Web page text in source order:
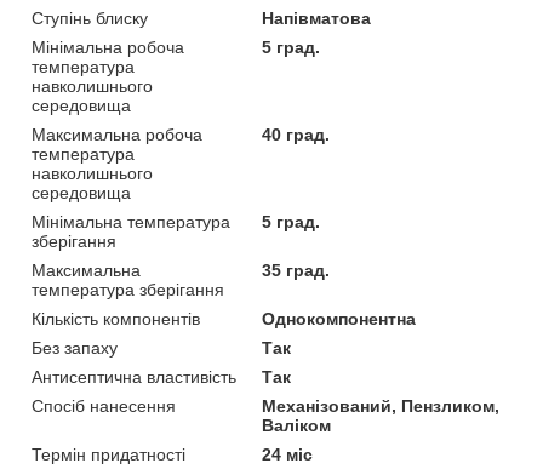
Ступінь блиску
Напівматова
Мінімальна робоча
температура
навколишнього
середовища
5 град.
Максимальна робоча
температура
навколишнього
середовища
40 град.
Мінімальна температура
зберігання
5 град.
Максимальна
температура зберігання
35 град.
Кількість компонентів
Однокомпонентна
Без запаху
Так
Антисептична властивість
Так
Спосіб нанесення
Механізований, Пензликом,
Валіком
Термін придатності
24 міс